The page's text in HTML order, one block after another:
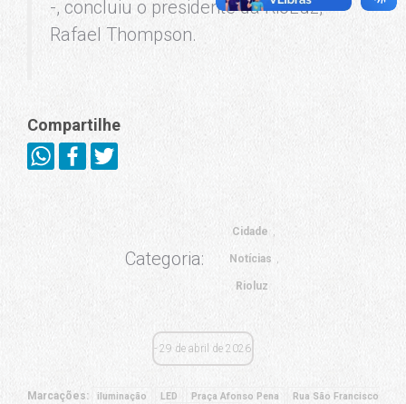
-, concluiu o presidente da RioLuz,
Rafael Thompson.
Compartilhe
Categoria:
Cidade
Notícias
Rioluz
29 de abril de 2026
Marcações: iluminação LED Praça Afonso Pena
Rua São Francisco